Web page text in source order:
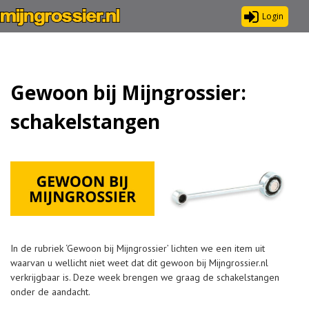
Login
Gewoon bij Mijngrossier:
schakelstangen
In de rubriek ‘Gewoon bij Mijngrossier’ lichten we een item uit
waarvan u wellicht niet weet dat dit gewoon bij Mijngrossier.nl
verkrijgbaar is. Deze week brengen we graag de schakelstangen
onder de aandacht.